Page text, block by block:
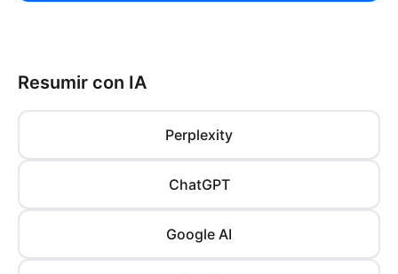
Resumir con IA
Perplexity
ChatGPT
Google AI